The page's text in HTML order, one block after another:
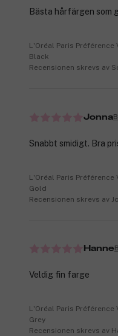
Bästa hårfärgen som
L'Oréal Paris Préférence
Black
Recensionen skrevs av
Jonna
Snabbt smidigt. Bra
L'Oréal Paris Préférence
Gold
Recensionen skrevs av
Hanne
Veldig fin farge
L'Oréal Paris Préférence
Grey
Recensionen skrevs av